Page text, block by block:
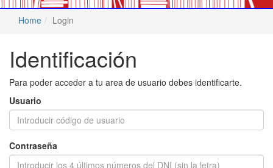
Home Login
Identificación
Para poder acceder a tu area de usuario debes identificarte.
Usuario
Contraseña